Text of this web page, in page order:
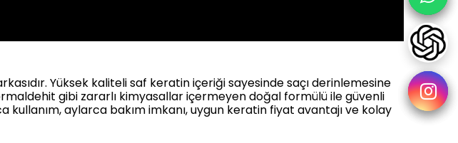
Yüksek kaliteli saf keratin içeriği sayesinde saçı derinlemesine
gibi zararlı kimyasallar içermeyen doğal formülü ile güvenli
aylarca bakım imkanı, uygun keratin fiyat avantajı ve kolay